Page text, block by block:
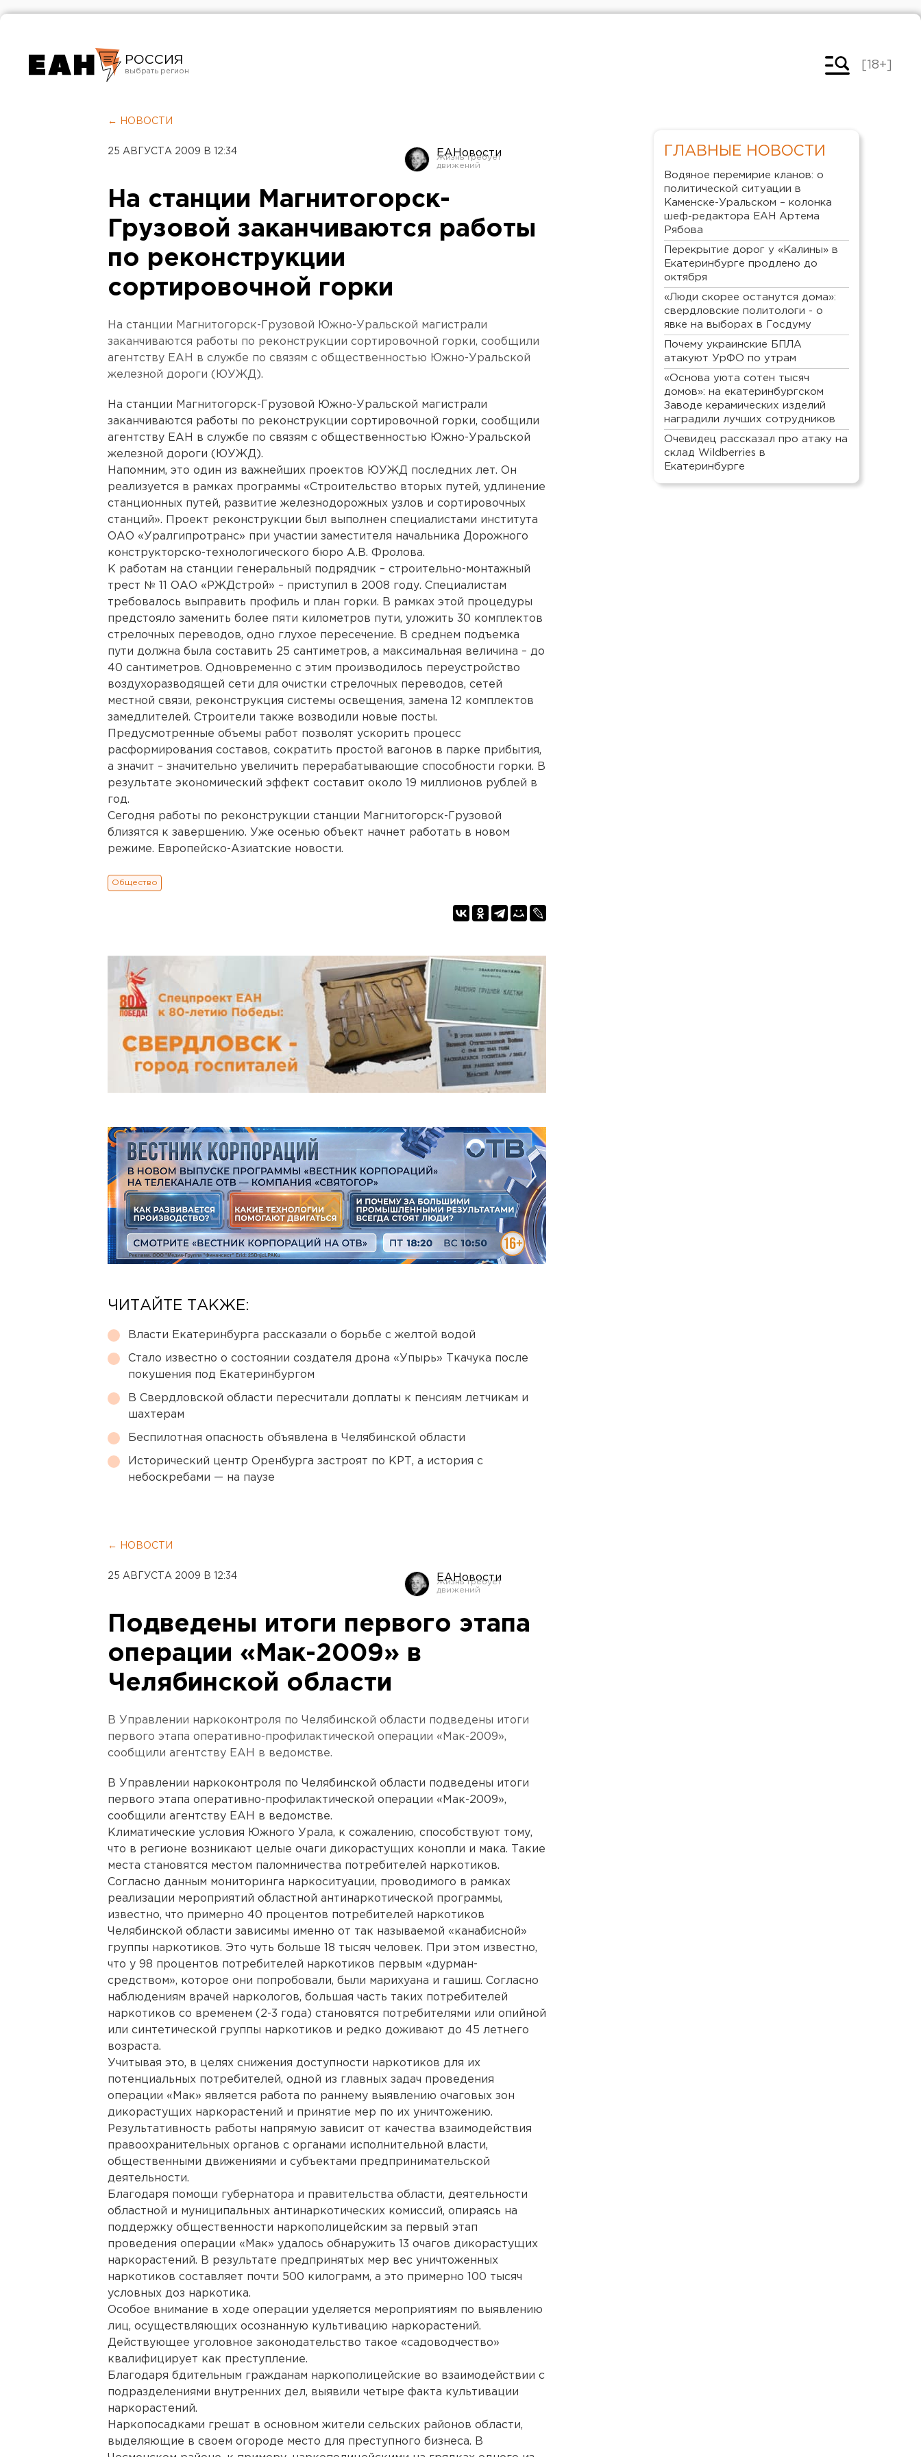
РОССИЯ
Челябинск
[18+]
← НОВОСТИ
25 АВГУСТА 2009 В 12:34 ЕАНовости
На станции Магнитогорск-
Грузовой заканчиваются работы
по реконструкции
сортировочной горки
На станции Магнитогорск-Грузовой Южно-Уральской магистрали
заканчиваются работы по реконструкции сортировочной горки, сообщили
агентству ЕАН в службе по связям с общественностью Южно-Уральской
железной дороги (ЮУЖД).
На станции Магнитогорск-Грузовой Южно-Уральской магистрали
заканчиваются работы по реконструкции сортировочной горки, сообщили
агентству ЕАН в службе по связям с общественностью Южно-Уральской
железной дороги (ЮУЖД).
Напомним, это один из важнейших проектов ЮУЖД последних лет. Он
реализуется в рамках программы «Строительство вторых путей, удлинение
станционных путей, развитие железнодорожных узлов и сортировочных
станций». Проект реконструкции был выполнен специалистами института
ОАО «Уралгипротранс» при участии заместителя начальника Дорожного
конструкторско-технологического бюро А.В. Фролова.
К работам на станции генеральный подрядчик – строительно-монтажный
трест № 11 ОАО «РЖДстрой» – приступил в 2008 году. Специалистам
требовалось выправить профиль и план горки. В рамках этой процедуры
предстояло заменить более пяти километров пути, уложить 30 комплектов
стрелочных переводов, одно глухое пересечение. В среднем подъемка
пути должна была составить 25 сантиметров, а максимальная величина – до
40 сантиметров. Одновременно с этим производилось переустройство
воздухоразводящей сети для очистки стрелочных переводов, сетей
местной связи, реконструкция системы освещения, замена 12 комплектов
замедлителей. Строители также возводили новые посты.
Предусмотренные объемы работ позволят ускорить процесс
расформирования составов, сократить простой вагонов в парке прибытия,
а значит – значительно увеличить перерабатывающие способности горки. В
результате экономический эффект составит около 19 миллионов рублей в
год.
Сегодня работы по реконструкции станции Магнитогорск-Грузовой
близятся к завершению. Уже осенью объект начнет работать в новом
режиме. Европейско-Азиатские новости.
Общество
ЧИТАЙТЕ ТАКЖЕ:
Власти Екатеринбурга рассказали о борьбе с желтой водой
Стало известно о состоянии создателя дрона «Упырь» Ткачука после
покушения под Екатеринбургом
В Свердловской области пересчитали доплаты к пенсиям летчикам и
шахтерам
Беспилотная опасность объявлена в Челябинской области
Исторический центр Оренбурга застроят по КРТ, а история с
небоскребами — на паузе
← НОВОСТИ
25 АВГУСТА 2009 В 12:34 ЕАНовости
Подведены итоги первого этапа
операции «Мак-2009» в
Челябинской области
В Управлении наркоконтроля по Челябинской области подведены итоги
первого этапа оперативно-профилактической операции «Мак-2009»,
сообщили агентству ЕАН в ведомстве.
В Управлении наркоконтроля по Челябинской области подведены итоги
первого этапа оперативно-профилактической операции «Мак-2009»,
сообщили агентству ЕАН в ведомстве.
Климатические условия Южного Урала, к сожалению, способствуют тому,
что в регионе возникают целые очаги дикорастущих конопли и мака. Такие
места становятся местом паломничества потребителей наркотиков.
Согласно данным мониторинга наркоситуации, проводимого в рамках
реализации мероприятий областной антинаркотической программы,
известно, что примерно 40 процентов потребителей наркотиков
Челябинской области зависимы именно от так называемой «канабисной»
группы наркотиков. Это чуть больше 18 тысяч человек. При этом известно,
что у 98 процентов потребителей наркотиков первым «дурман-
средством», которое они попробовали, были марихуана и гашиш. Согласно
наблюдениям врачей наркологов, большая часть таких потребителей
наркотиков со временем (2-3 года) становятся потребителями или опийной
или синтетической группы наркотиков и редко доживают до 45 летнего
возраста.
Учитывая это, в целях снижения доступности наркотиков для их
потенциальных потребителей, одной из главных задач проведения
операции «Мак» является работа по раннему выявлению очаговых зон
дикорастущих наркорастений и принятие мер по их уничтожению.
Результативность работы напрямую зависит от качества взаимодействия
правоохранительных органов с органами исполнительной власти,
общественными движениями и субъектами предпринимательской
деятельности.
Благодаря помощи губернатора и правительства области, деятельности
областной и муниципальных антинаркотических комиссий, опираясь на
поддержку общественности наркополицейским за первый этап
проведения операции «Мак» удалось обнаружить 13 очагов дикорастущих
наркорастений. В результате предпринятых мер вес уничтоженных
наркотиков составляет почти 500 килограмм, а это примерно 100 тысяч
условных доз наркотика.
Особое внимание в ходе операции уделяется мероприятиям по выявлению
лиц, осуществляющих осознанную культивацию наркорастений.
Действующее уголовное законодательство такое «садоводчество»
квалифицирует как преступление.
Благодаря бдительным гражданам наркополицейские во взаимодействии с
подразделениями внутренних дел, выявили четыре факта культивации
наркорастений.
Наркопосадками грешат в основном жители сельских районов области,
выделяющие в своем огороде место для преступного бизнеса. В
ГЛАВНЫЕ НОВОСТИ
Водяное перемирие кланов: о
политической ситуации в
Каменске-Уральском – колонка
шеф-редактора ЕАН Артема
Рябова
Перекрытие дорог у «Калины» в
Екатеринбурге продлено до
октября
«Люди скорее останутся дома»:
свердловские политологи - о
явке на выборах в Госдуму
Почему украинские БПЛА
атакуют УрФО по утрам
«Основа уюта сотен тысяч
домов»: на екатеринбургском
Заводе керамических изделий
наградили лучших сотрудников
Очевидец рассказал про атаку на
склад Wildberries в
Екатеринбурге